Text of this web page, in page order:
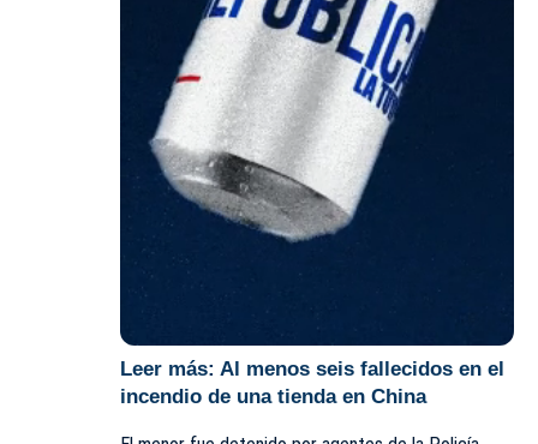
Leer más: Al menos seis fallecidos en el
incendio de una tienda en China